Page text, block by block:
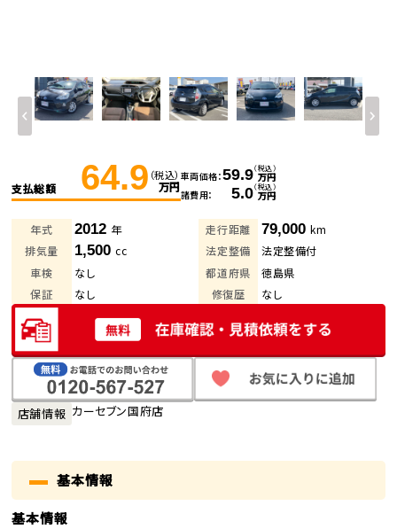
支払総額 64.9 （税込）
万円
車両価格 59.9（税込）
万円
諸費用
5.0（税込）
万円
年式 2012 年 走行距離 79,000 km
排気量
1,500cc 法定整備
法定整備付
車検
なし 都道府県
徳島県
保証
なし 修復歴 なし
店舗情報 カーセブン国府店
基本情報
基本情報